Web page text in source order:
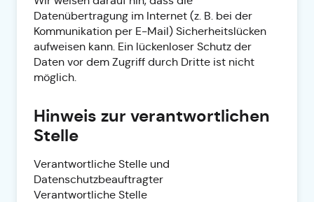
Datenübertragung im Internet (z. B. bei der
Kommunikation per E-Mail) Sicherheitslücken
aufweisen kann. Ein lückenloser Schutz der
Daten vor dem Zugriff durch Dritte ist nicht
möglich.
Hinweis zur verantwortlichen
Stelle
Verantwortliche Stelle und
Datenschutzbeauftragter
Verantwortliche Stelle